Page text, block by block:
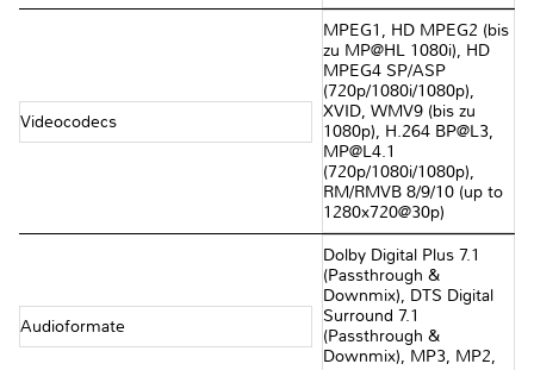
Videocodecs
MPEG1, HD MPEG2 (bis
zu MP@HL 1080i), HD
MPEG4 SP/ASP
(720p/1080i/1080p),
XVID, WMV9 (bis zu
1080p), H.264 BP@L3,
MP@L4.1
(720p/1080i/1080p),
RM/RMVB 8/9/10 (up to
1280x720@30p)
Audioformate
Dolby Digital Plus 7.1
(Passthrough &
Downmix), DTS Digital
Surround 7.1
(Passthrough &
Downmix), MP3, MP2,